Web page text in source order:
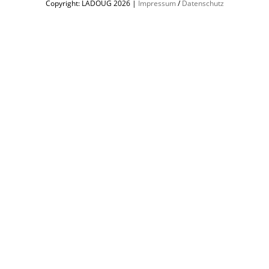
Copyright: LADOUG 2026 | Impressum/Datenschutz